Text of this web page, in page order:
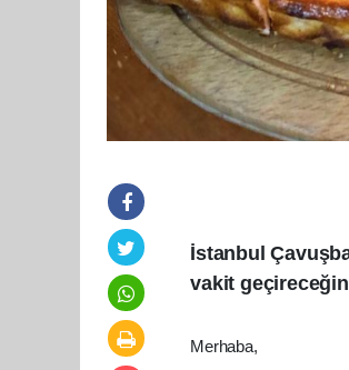
İstanbul
vakit
Merhaba,